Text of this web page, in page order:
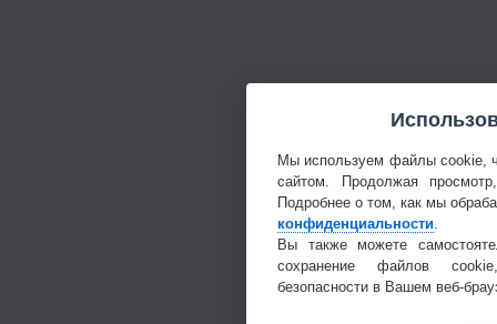
Мы используем файлы cookie,
сайтом. Продолжая
Подробнее о том, как мы
конфиденциальности.
Вы также можете
сохранение файлов
безопасности в Вашем веб-